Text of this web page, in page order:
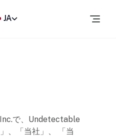
JA
で、Undetectable
、「当社」、 「当